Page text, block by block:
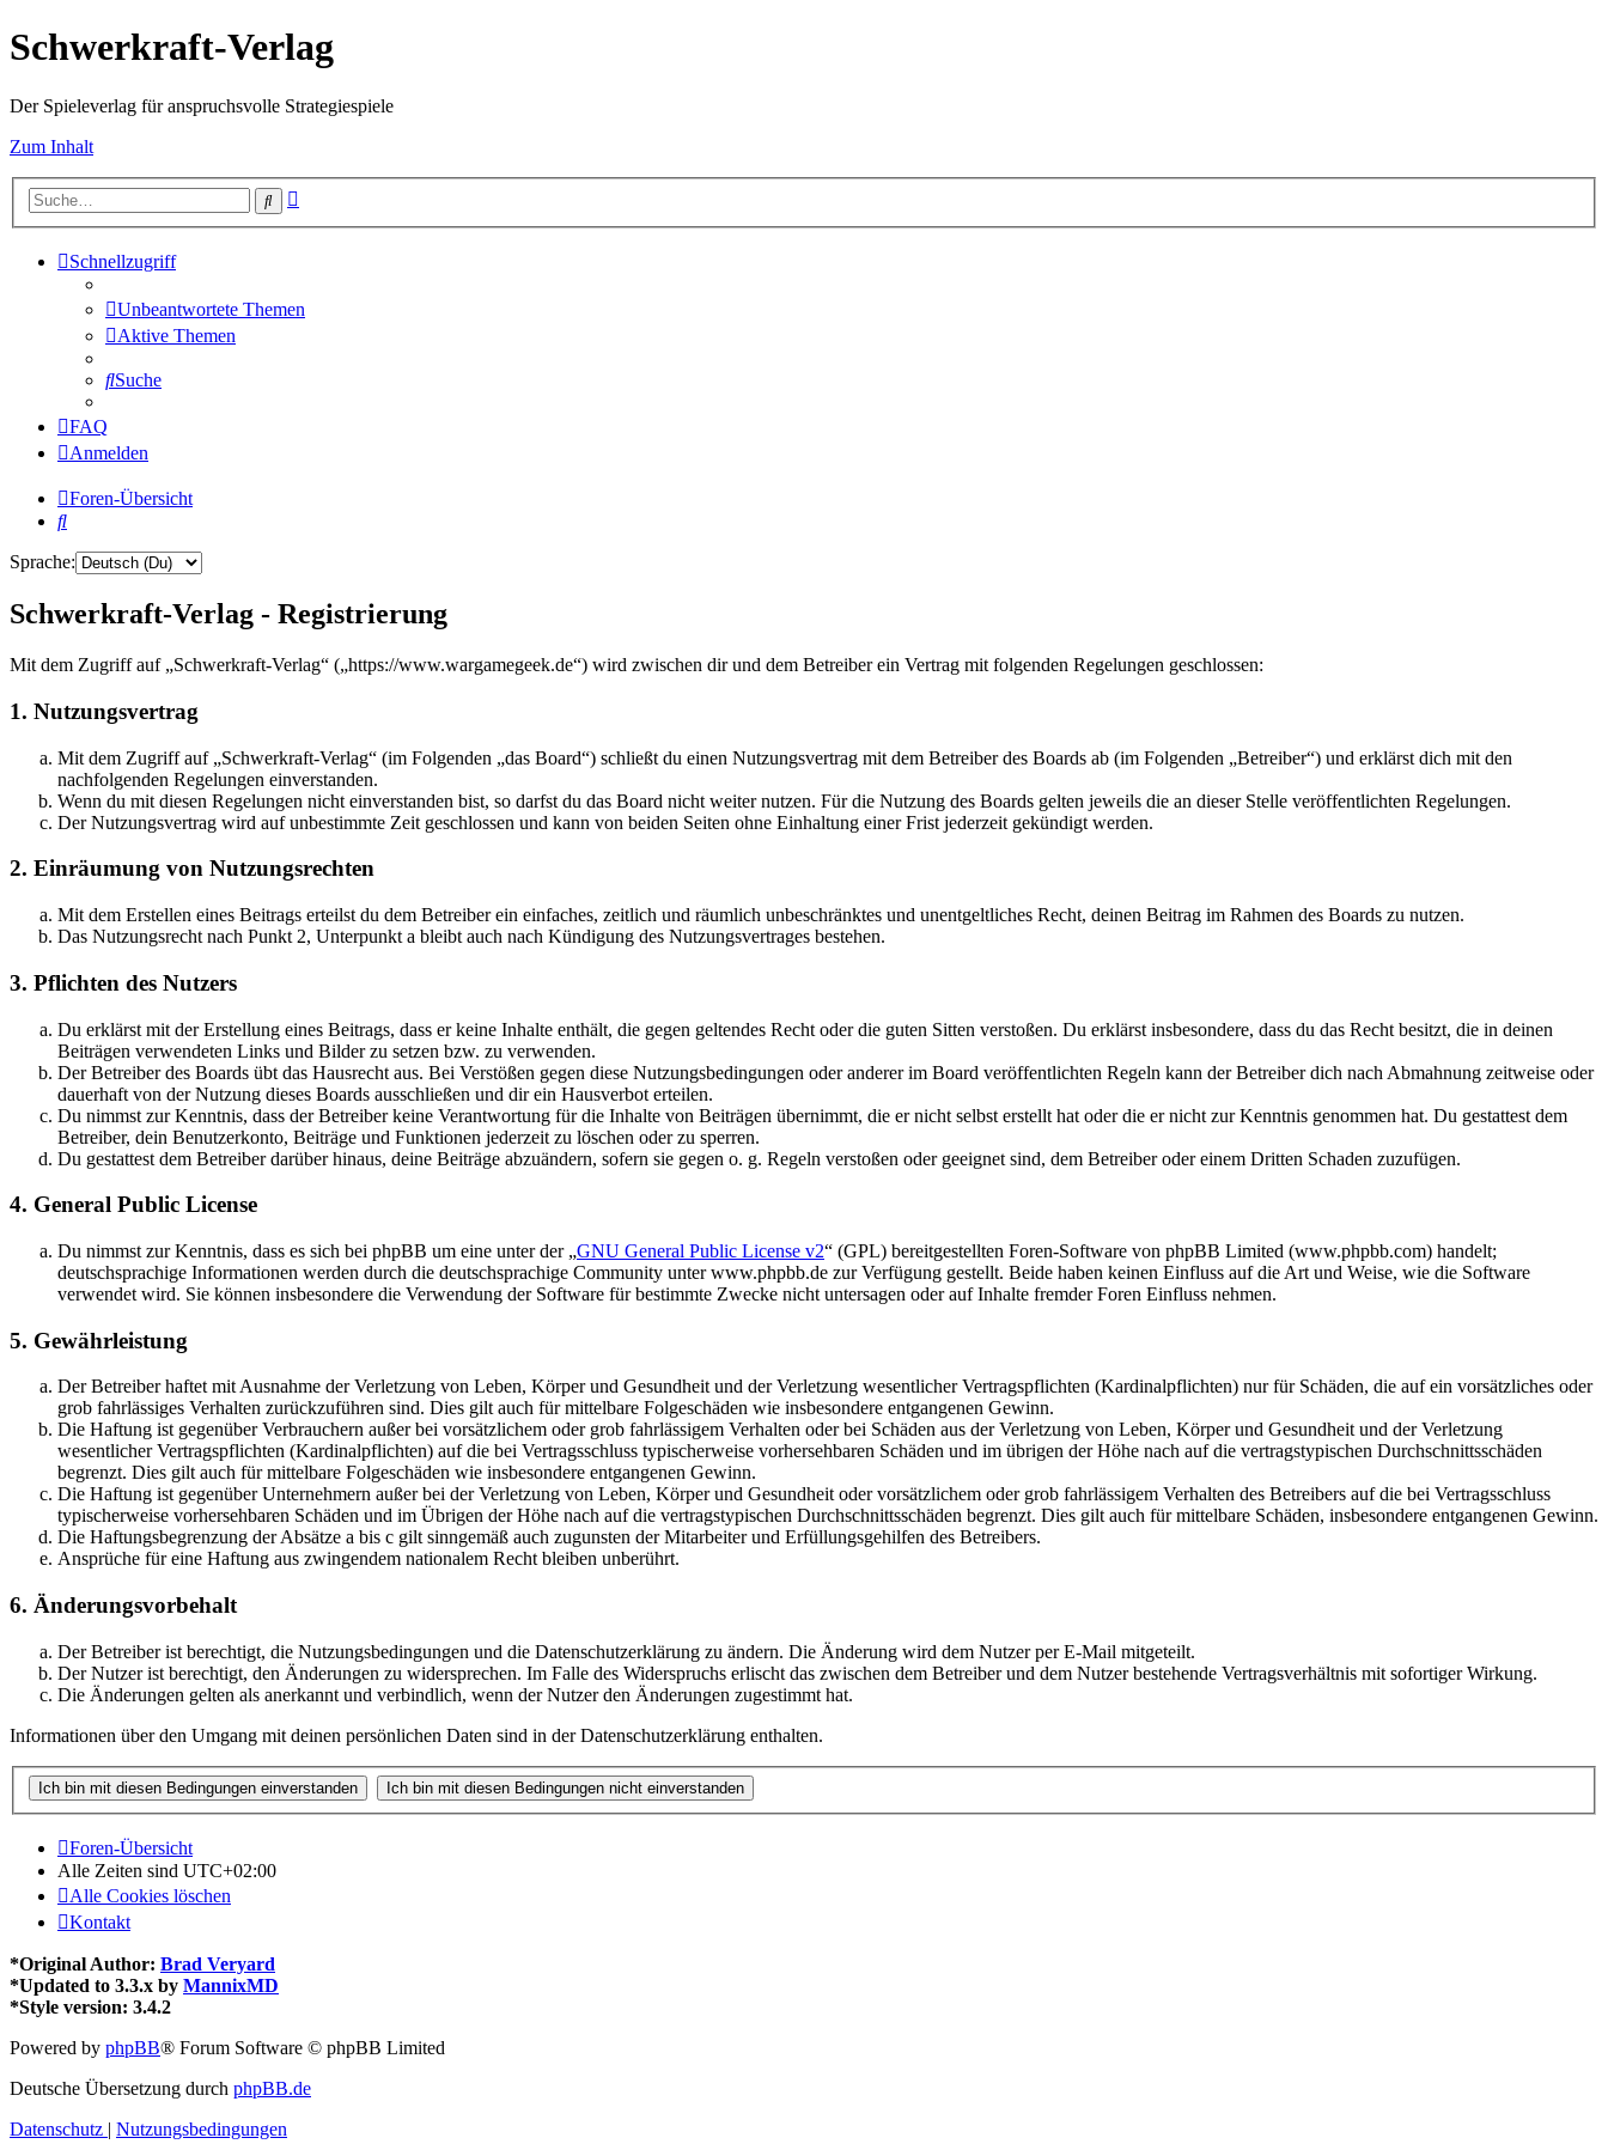
Schwerkraft-Verlag
Der Spieleverlag für anspruchsvolle Strategiespiele
Zum Inhalt
Suche
Schnellzugriff
Unbeantwortete Themen
Aktive Themen
Suche
FAQ
Anmelden
Foren-Übersicht
Suche
Sprache:
Schwerkraft-Verlag - Registrierung
Mit dem Zugriff auf „Schwerkraft-Verlag“ („https://www.wargamegeek.de“) wird zwischen dir und dem Betreiber ein Vertrag mit folgenden Regelungen geschlossen:
1. Nutzungsvertrag
Mit dem Zugriff auf „Schwerkraft-Verlag“ (im Folgenden „das Board“) schließt du einen Nutzungsvertrag mit dem Betreiber des Boards ab (im Folgenden „Betreiber“) und erklärst dich mit den
nachfolgenden Regelungen einverstanden.
Wenn du mit diesen Regelungen nicht einverstanden bist, so darfst du das Board nicht weiter nutzen. Für die Nutzung des Boards gelten jeweils die an dieser Stelle veröffentlichten Regelungen.
Der Nutzungsvertrag wird auf unbestimmte Zeit geschlossen und kann von beiden Seiten ohne Einhaltung einer Frist jederzeit gekündigt werden.
2. Einräumung von Nutzungsrechten
Mit dem Erstellen eines Beitrags erteilst du dem Betreiber ein einfaches, zeitlich und räumlich unbeschränktes und unentgeltliches Recht, deinen Beitrag im Rahmen des Boards zu nutzen.
Das Nutzungsrecht nach Punkt 2, Unterpunkt a bleibt auch nach Kündigung des Nutzungsvertrages bestehen.
3. Pflichten des Nutzers
Du erklärst mit der Erstellung eines Beitrags, dass er keine Inhalte enthält, die gegen geltendes Recht oder die guten Sitten verstoßen. Du erklärst insbesondere, dass du das Recht besitzt, die in deinen
Beiträgen verwendeten Links und Bilder zu setzen bzw. zu verwenden.
Der Betreiber des Boards übt das Hausrecht aus. Bei Verstößen gegen diese Nutzungsbedingungen oder anderer im Board veröffentlichten Regeln kann der Betreiber dich nach Abmahnung zeitweise oder
dauerhaft von der Nutzung dieses Boards ausschließen und dir ein Hausverbot erteilen.
Du nimmst zur Kenntnis, dass der Betreiber keine Verantwortung für die Inhalte von Beiträgen übernimmt, die er nicht selbst erstellt hat oder die er nicht zur Kenntnis genommen hat. Du gestattest dem
Betreiber, dein Benutzerkonto, Beiträge und Funktionen jederzeit zu löschen oder zu sperren.
Du gestattest dem Betreiber darüber hinaus, deine Beiträge abzuändern, sofern sie gegen o. g. Regeln verstoßen oder geeignet sind, dem Betreiber oder einem Dritten Schaden zuzufügen.
4. General Public License
Du nimmst zur Kenntnis, dass es sich bei phpBB um eine unter der „GNU General Public License v2“ (GPL) bereitgestellten Foren-Software von phpBB Limited (www.phpbb.com) handelt;
deutschsprachige Informationen werden durch die deutschsprachige Community unter www.phpbb.de zur Verfügung gestellt. Beide haben keinen Einfluss auf die Art und Weise, wie die Software
verwendet wird. Sie können insbesondere die Verwendung der Software für bestimmte Zwecke nicht untersagen oder auf Inhalte fremder Foren Einfluss nehmen.
5. Gewährleistung
Der Betreiber haftet mit Ausnahme der Verletzung von Leben, Körper und Gesundheit und der Verletzung wesentlicher Vertragspflichten (Kardinalpflichten) nur für Schäden, die auf ein vorsätzliches oder
grob fahrlässiges Verhalten zurückzuführen sind. Dies gilt auch für mittelbare Folgeschäden wie insbesondere entgangenen Gewinn.
Die Haftung ist gegenüber Verbrauchern außer bei vorsätzlichem oder grob fahrlässigem Verhalten oder bei Schäden aus der Verletzung von Leben, Körper und Gesundheit und der Verletzung
wesentlicher Vertragspflichten (Kardinalpflichten) auf die bei Vertragsschluss typischerweise vorhersehbaren Schäden und im übrigen der Höhe nach auf die vertragstypischen Durchschnittsschäden
begrenzt. Dies gilt auch für mittelbare Folgeschäden wie insbesondere entgangenen Gewinn.
Die Haftung ist gegenüber Unternehmern außer bei der Verletzung von Leben, Körper und Gesundheit oder vorsätzlichem oder grob fahrlässigem Verhalten des Betreibers auf die bei Vertragsschluss
typischerweise vorhersehbaren Schäden und im Übrigen der Höhe nach auf die vertragstypischen Durchschnittsschäden begrenzt. Dies gilt auch für mittelbare Schäden, insbesondere entgangenen Gewinn.
Die Haftungsbegrenzung der Absätze a bis c gilt sinngemäß auch zugunsten der Mitarbeiter und Erfüllungsgehilfen des Betreibers.
Ansprüche für eine Haftung aus zwingendem nationalem Recht bleiben unberührt.
6. Änderungsvorbehalt
Der Betreiber ist berechtigt, die Nutzungsbedingungen und die Datenschutzerklärung zu ändern. Die Änderung wird dem Nutzer per E-Mail mitgeteilt.
Der Nutzer ist berechtigt, den Änderungen zu widersprechen. Im Falle des Widerspruchs erlischt das zwischen dem Betreiber und dem Nutzer bestehende Vertragsverhältnis mit sofortiger Wirkung.
Die Änderungen gelten als anerkannt und verbindlich, wenn der Nutzer den Änderungen zugestimmt hat.
Informationen über den Umgang mit deinen persönlichen Daten sind in der Datenschutzerklärung enthalten.
Foren-Übersicht
Alle Zeiten sind UTC+02:00
Alle Cookies löschen
Kontakt
*Original Author: Brad Veryard
*Updated to 3.3.x by MannixMD
*Style version: 3.4.2
Powered by phpBB® Forum Software © phpBB Limited
Deutsche Übersetzung durch phpBB.de
Datenschutz | Nutzungsbedingungen